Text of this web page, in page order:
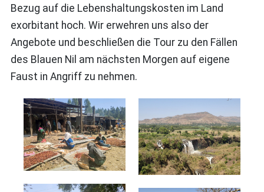
Bezug auf die Lebenshaltungskosten im Land
exorbitant hoch. Wir erwehren uns also der
Angebote und beschließen die Tour zu den Fällen
des Blauen Nil am nächsten Morgen auf eigene
Faust in Angriff zu nehmen.